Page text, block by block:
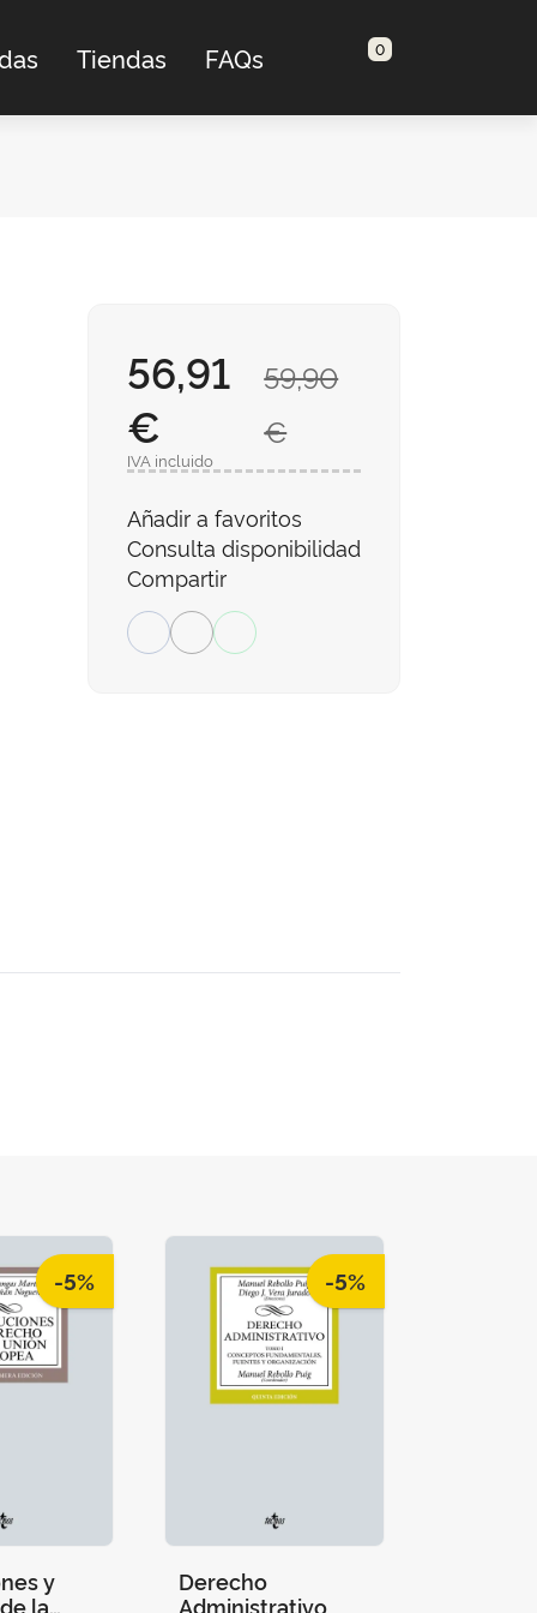
Tiendas FAQs 0
59,90
€
56,91
€
IVA incluido
Añadir a favoritos
Consulta disponibilidad
Compartir
-5%
y
la
-5%
Derecho
Administrativo